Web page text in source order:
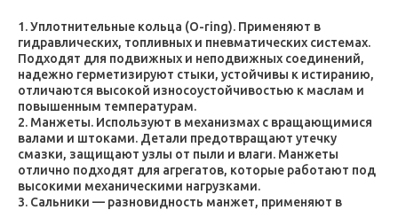
Уплотнительные кольца (O-ring). Применяют в
гидравлических, топливных и пневматических системах.
Подходят для подвижных и неподвижных соединений,
надежно герметизируют стыки, устойчивы к истиранию,
отличаются высокой износоустойчивостью к маслам и
повышенным температурам.
Манжеты. Используют в механизмах с вращающимися
валами и штоками. Детали предотвращают утечку
смазки, защищают узлы от пыли и влаги. Манжеты
отлично подходят для агрегатов, которые работают под
высокими механическими нагрузками.
Сальники — разновидность манжет, применяют в